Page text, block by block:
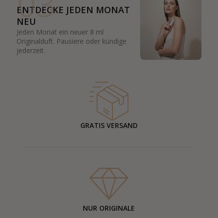
ENTDECKE JEDEN MONAT
NEU
Jeden Monat ein neuer 8 ml
Originalduft. Pausiere oder kündige
jederzeit.
GRATIS VERSAND
NUR ORIGINALE